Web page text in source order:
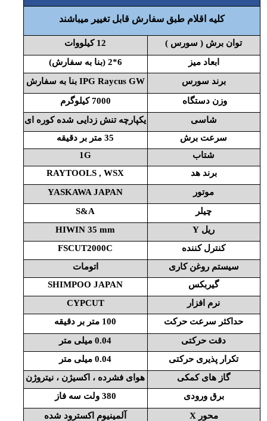
کلیه اقلام طبق سفارش قابل تغییر میباشند
توان برش ( سورس )
12 کیلووات
ابعاد میز
6*2 (بنا به سفارش)
برند سورس
IPG Raycus GW بنا به سفارش
وزن دستگاه
7000 کیلوگرم
شاسی
یکپارچه تنش زدایی شده کوره ای
سرعت برش
35 متر بر دقیقه
شتاب
1G
برند هد
RAYTOOLS , WSX
موتور
YASKAWA JAPAN
چیلر
S&A
ریل Y
HIWIN 35 mm
کنترل کننده
FSCUT2000C
سیستم روغن کاری
اتومات
گیربکس
SHIMPOO JAPAN
نرم افزار
CYPCUT
حداکثر سرعت حرکت
100 متر بر دقیقه
دقت حرکتی
0.04 میلی متر
تکرار پذیری حرکتی
0.04 میلی متر
گاز های کمکی
هوای فشرده ، اکسیژن ، نیتروژن
برق ورودی
380 ولت سه فاز
محور X
آلمینیوم اکسترود شده